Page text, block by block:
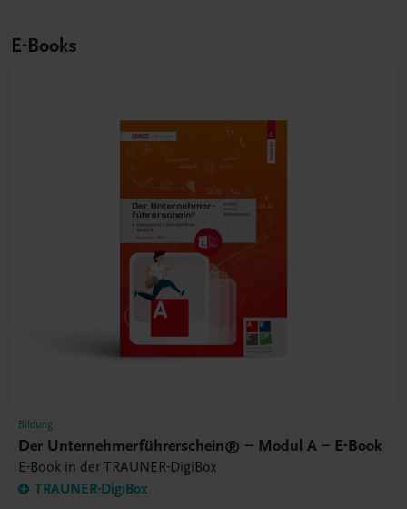
E-Books
Bildung
Der Unternehmerführerschein® – Modul A – E-Book
E-Book in der TRAUNER-DigiBox
TRAUNER-DigiBox